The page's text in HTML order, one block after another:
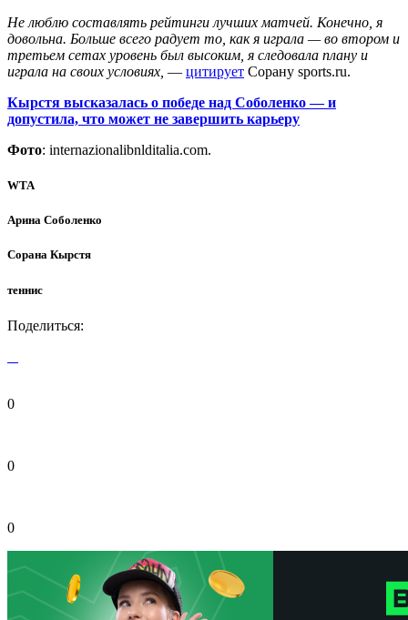
Не люблю составлять рейтинги лучших матчей. Конечно, я
довольна. Больше всего радует то, как я играла — во втором и
третьем сетах уровень был высоким, я следовала плану и
играла на своих условиях, — цитирует Сорану sports.ru.
Кырстя высказалась о победе над Соболенко — и
допустила, что может не завершить карьеру
Фото: internazionalibnlditalia.com.
WTA
Арина Соболенко
Сорана Кырстя
теннис
Поделиться:
0
0
0